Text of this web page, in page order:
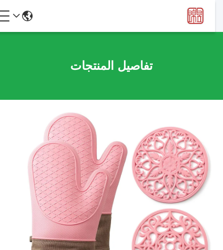
تفاصيل المنتجات